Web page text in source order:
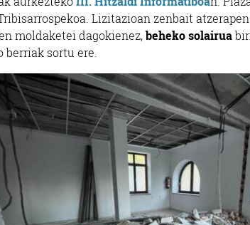
Lizitazioan zenbait
moldaketei dagokienez,beheko solairua
sortu ere.